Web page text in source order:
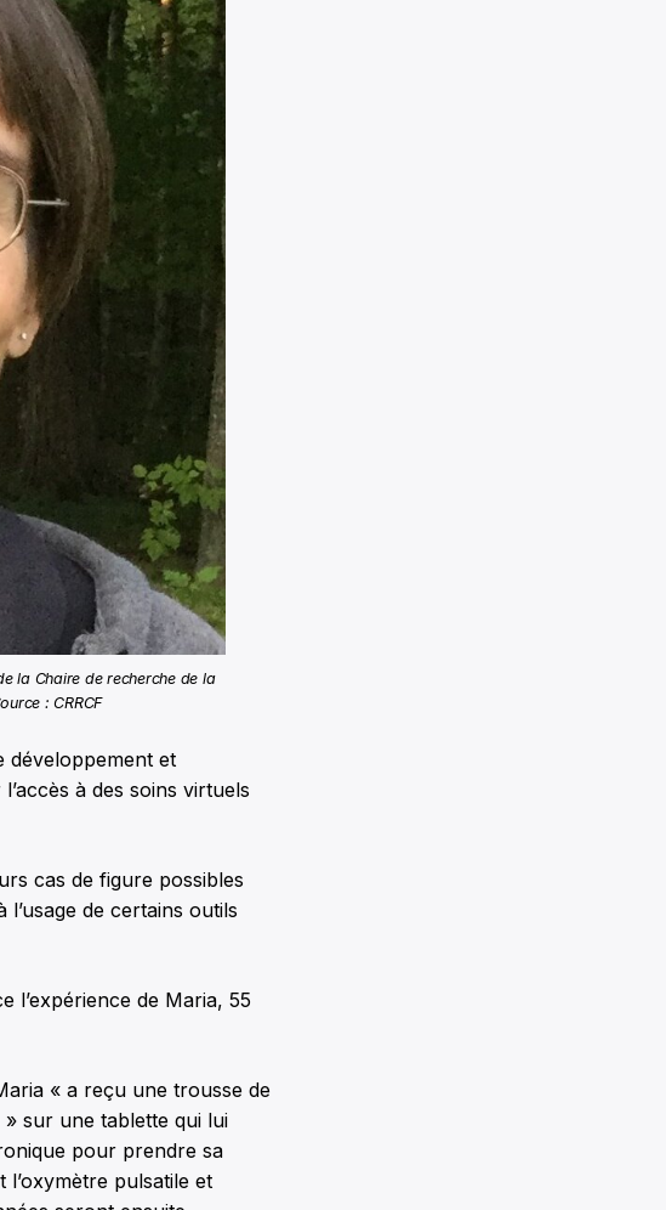
la Chaire de recherche de la
: CRRCF
développement et
à des soins virtuels
cas de figure possibles
de certains outils
l’expérience de Maria, 55
« a reçu une trousse de
sur une tablette qui lui
pour prendre sa
l’oxymètre pulsatile et